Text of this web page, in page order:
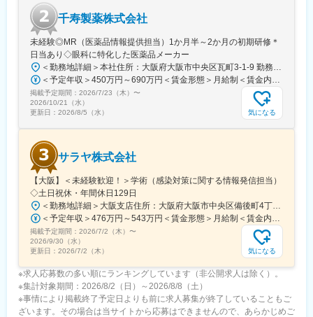
変更の範囲：会社の定める業務
千寿製薬株式会社
未経験◎MR（医薬品情報提供担当）1か月半～2か月の初期研修＊
日当あり◇眼科に特化した医薬品メーカー
＜勤務地詳細＞本社住所：大阪府大阪市中央区瓦町3-1-9 勤務地最寄駅：御堂筋線／本町駅受動喫煙対策：屋内全面禁煙変更の範囲：会社の定める事業所
＜予定年収＞450万円～690万円＜賃金形態＞月給制＜賃金内訳＞月額（基本給）：241,000円～390,000円＜月給＞241,000円～390,000円＜昇給有無＞有＜残業手当＞有＜給与補足＞※給与詳細は経験・能力・前職給与等を踏まえて決定※年収は会社の業績・個人の成績によって変動■昇給：年1回■賞与：年2回賃金はあくまでも目安の金額であり、選考を通じて上下する可能性があります。月給(月額)は固定手当を含めた表記です。
掲載予定期間： 2026/7/23（木） 〜
2026/10/21（水）
更新日： 2026/8/5（水） 気になる
サラヤ株式会社
【大阪】＜未経験歓迎！＞学術（感染対策に関する情報発信担当）
◇土日祝休・年間休日129日
＜勤務地詳細＞大阪支店住所：大阪府大阪市中央区備後町4丁目2-5 勤務地最寄駅：大阪metro御堂筋線／本町駅受動喫煙対策：屋内全面禁煙変更の範囲：会社の定める事業所
＜予定年収＞476万円～543万円＜賃金形態＞月給制＜賃金内訳＞月額（基本給）：294,000円～332,700円＜月給＞294,000円～332,700円＜昇給有無＞有＜残業手当＞有＜給与補足＞※給与詳細はキャリア・前職給与等を考慮の上、決定します。■昇給：年1回（4月）■賞与：年2回（7月・12月）賃金はあくまでも目安の金額であり、選考を通じて上下する可能性があります。月給(月額)は固定手当を含めた表記です。
掲載予定期間： 2026/7/2（木） 〜
2026/9/30（水）
更新日： 2026/7/2（木） 気になる
※求人応募数の多い順にランキングしています（非公開求人は除く）。
※集計対象期間：2026/8/2（日）～2026/8/8（土）
※事情により掲載終了予定日よりも前に求人募集が終了していることもご
ざいます。その場合は当サイトから応募はできませんので、あらかじめご